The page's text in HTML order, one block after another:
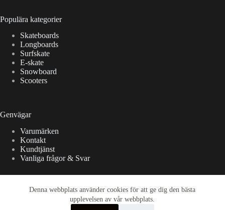
Denna webbplats använder cookies för att ge dig den bästa
upplevelsen av vår webbplats.
Populära kategorier
Skateboards
Longboards
Surfskate
E-skate
Snowboard
Scooters
Genvägar
Varumärken
Kontakt
Kundtjänst
Vanliga frågor & Svar
International orders